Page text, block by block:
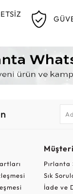
Pırlanta
Sık
İade ve